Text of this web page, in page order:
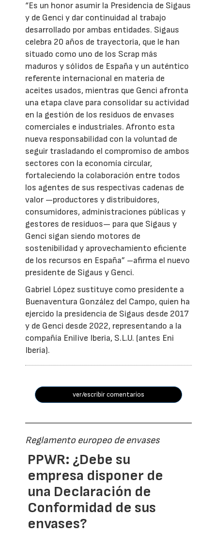
“Es un honor asumir la Presidencia de Sigaus
y de Genci y dar continuidad al trabajo
desarrollado por ambas entidades. Sigaus
celebra 20 años de trayectoria, que le han
situado como uno de los Scrap más
maduros y sólidos de España y un auténtico
referente internacional en materia de
aceites usados, mientras que Genci afronta
una etapa clave para consolidar su actividad
en la gestión de los residuos de envases
comerciales e industriales. Afronto esta
nueva responsabilidad con la voluntad de
seguir trasladando el compromiso de ambos
sectores con la economía circular,
fortaleciendo la colaboración entre todos
los agentes de sus respectivas cadenas de
valor —productores y distribuidores,
consumidores, administraciones públicas y
gestores de residuos— para que Sigaus y
Genci sigan siendo motores de
sostenibilidad y aprovechamiento eficiente
de los recursos en España” –afirma el nuevo
presidente de Sigaus y Genci.
Gabriel López sustituye como presidente a
Buenaventura González del Campo, quien ha
ejercido la presidencia de Sigaus desde 2017
y de Genci desde 2022, representando a la
compañía Enilive Iberia, S.L.U. (antes Eni
Iberia).
ver/escribir comentarios
Reglamento europeo de envases
PPWR: ¿Debe su
empresa disponer de
una Declaración de
Conformidad de sus
envases?